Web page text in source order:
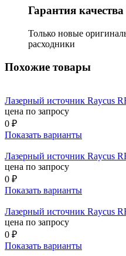
Гарантия качества
Только новые
расходники
Похожие товары
Лазерный источник Raycus
цена по запросу
0 ₽
Показать варианты
Лазерный источник Raycus
цена по запросу
0 ₽
Показать варианты
Лазерный источник Raycus
цена по запросу
0 ₽
Показать варианты